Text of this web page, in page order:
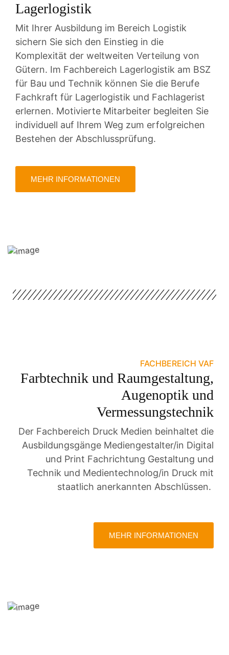
Lagerlogistik
Mit Ihrer Ausbildung im Bereich Logistik
sichern Sie sich den Einstieg in die
Komplexität der weltweiten Verteilung von
Gütern. Im Fachbereich Lagerlogistik am BSZ
für Bau und Technik können Sie die Berufe
Fachkraft für Lagerlogistik und Fachlagerist
erlernen. Motivierte Mitarbeiter begleiten Sie
individuell auf Ihrem Weg zum erfolgreichen
Bestehen der Abschlussprüfung.
MEHR INFORMATIONEN
FACHBEREICH VAF
Farbtechnik und Raumgestaltung,
Augenoptik und
Vermessungstechnik
Der Fachbereich Druck Medien beinhaltet die
Ausbildungsgänge Mediengestalter/in Digital
und Print Fachrichtung Gestaltung und
Technik und Medientechnolog/in Druck mit
staatlich anerkannten Abschlüssen.
MEHR INFORMATIONEN